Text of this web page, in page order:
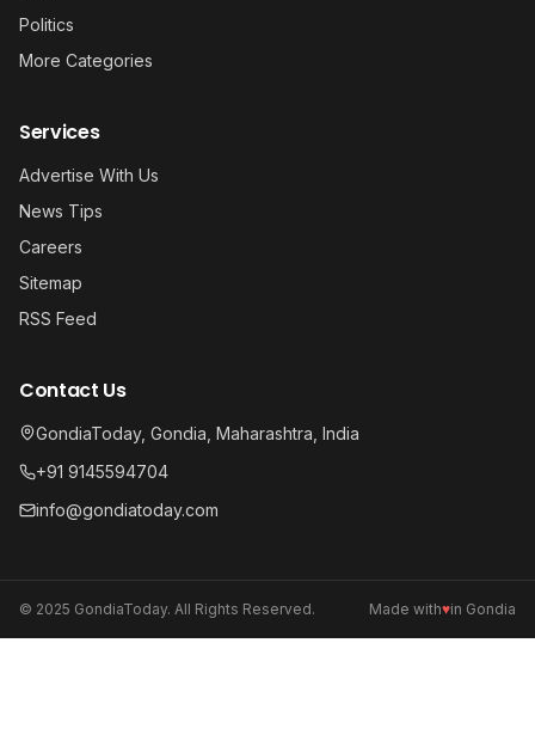
Politics
More Categories
Services
Advertise With Us
News Tips
Careers
Sitemap
RSS Feed
Contact Us
GondiaToday, Gondia, Maharashtra, India
+91 9145594704
info@gondiatoday.com
© 2025 GondiaToday. All Rights Reserved. Made with♥in Gondia